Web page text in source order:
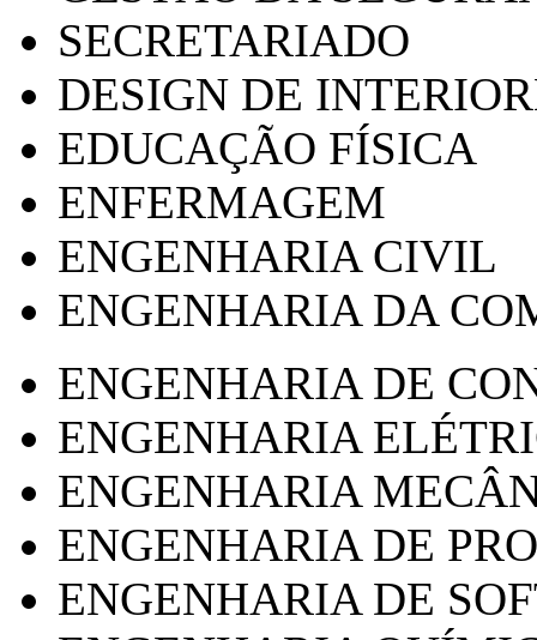
SECRETARIADO
DESIGN DE
EDUCAÇÃO FÍSICA
ENFERMAGEM
ENGENHARIA CIVIL
ENGENHARIA DA
ENGENHARIA DE
ENGENHARIA
ENGENHARIA
ENGENHARIA DE
ENGENHARIA DE